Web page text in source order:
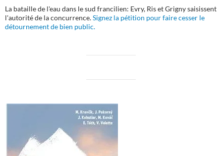
La bataille de l'eau dans le sud francilien: Evry, Ris et Grigny saisissent
l'autorité de la concurrence.Signez la pétition pour faire cesser le
détournement de bien public.